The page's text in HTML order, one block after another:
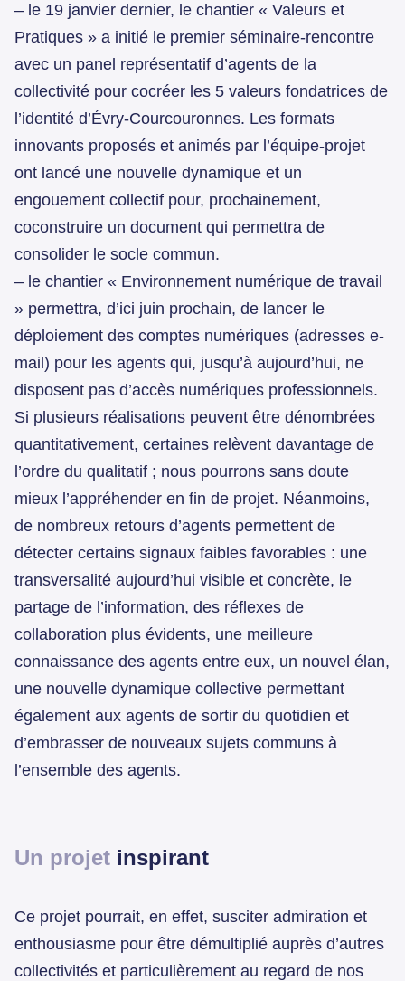
– le 19 janvier dernier, le chantier « Valeurs et
Pratiques » a initié le premier séminaire-rencontre
avec un panel représentatif d’agents de la
collectivité pour cocréer les 5 valeurs fondatrices de
l’identité d’Évry-Courcouronnes. Les formats
innovants proposés et animés par l’équipe-projet
ont lancé une nouvelle dynamique et un
engouement collectif pour, prochainement,
coconstruire un document qui permettra de
consolider le socle commun.
– le chantier « Environnement numérique de travail
» permettra, d’ici juin prochain, de lancer le
déploiement des comptes numériques (adresses e-
mail) pour les agents qui, jusqu’à aujourd’hui, ne
disposent pas d’accès numériques professionnels.
Si plusieurs réalisations peuvent être dénombrées
quantitativement, certaines relèvent davantage de
l’ordre du qualitatif ; nous pourrons sans doute
mieux l’appréhender en fin de projet. Néanmoins,
de nombreux retours d’agents permettent de
détecter certains signaux faibles favorables : une
transversalité aujourd’hui visible et concrète, le
partage de l’information, des réflexes de
collaboration plus évidents, une meilleure
connaissance des agents entre eux, un nouvel élan,
une nouvelle dynamique collective permettant
également aux agents de sortir du quotidien et
d’embrasser de nouveaux sujets communs à
l’ensemble des agents.
Un projet inspirant
Ce projet pourrait, en effet, susciter admiration et
enthousiasme pour être démultiplié auprès d’autres
collectivités et particulièrement au regard de nos